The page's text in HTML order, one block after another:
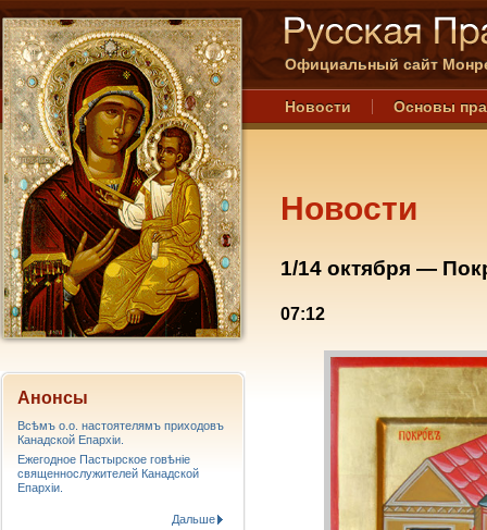
Официальный сайт
Новости Основы
Новости
1/14 октября —
07:12
Анонсы
Всѣмъ о.о. настоятелямъ приходовъ
Канадской Епархiи.
Ежегодное Пастырское говѣніе
священнослужителей Канадской
Епархіи.
Дальше